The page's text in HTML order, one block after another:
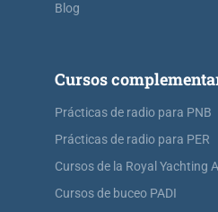
Blog
Cursos
Prácticas de radio para PNB
Prácticas de radio para PER
Cursos de la Royal Yachting
Cursos de buceo PADI